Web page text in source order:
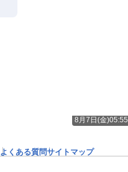
8月7日(金)05:55
よくある質問サイトマップ